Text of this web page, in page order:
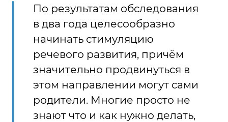
По результатам обследования
в два года целесообразно
начинать стимуляцию
речевого развития, причём
значительно продвинуться в
этом направлении могут сами
родители. Многие просто не
знают что и как нужно делать,